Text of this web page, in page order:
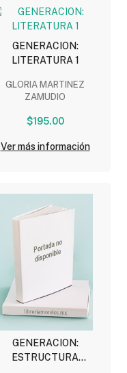
GENERACION:
LITERATURA 1
GLORIA MARTINEZ
ZAMUDIO
$195.00
Ver más información
GENERACION:
ESTRUCTURA